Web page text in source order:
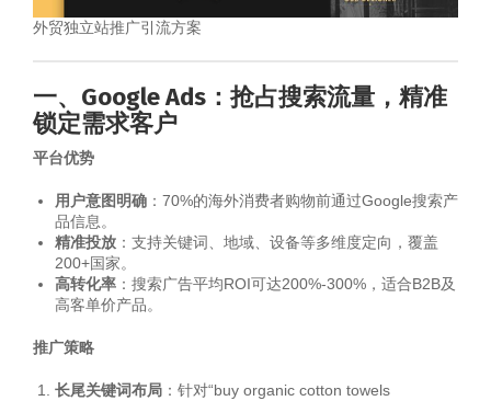
外贸独立站推广引流方案
一、Google Ads：抢占搜索流量，精准
锁定需求客户
平台优势
用户意图明确 ：70%的海外消费者购物前通过Google搜索产
品信息。
精准投放 ：支持关键词、地域、设备等多维度定向，覆盖
200+国家。
高转化率 ：搜索广告平均ROI可达200%-300%，适合B2B及
高客单价产品。
推广策略
长尾关键词布局 ：针对“buy organic cotton towels